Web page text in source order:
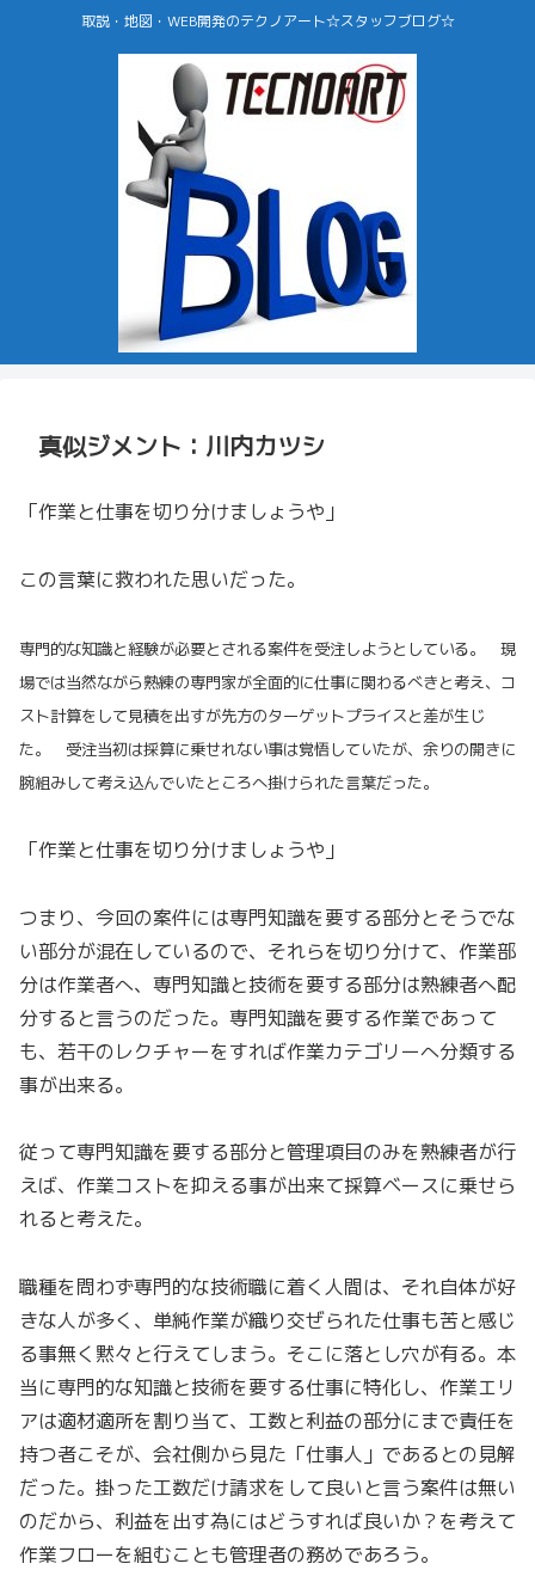
取説・地図・WEB開発のテクノアート☆スタッフブログ☆
真似ジメント：川内カツシ
「作業と仕事を切り分けましょうや」
この言葉に救われた思いだった。
専門的な知識と経験が必要とされる案件を受注しようとしている。 現
場では当然ながら熟練の専門家が全面的に仕事に関わるべきと考え、コ
スト計算をして見積を出すが先方のターゲットプライスと差が生じ
た。 受注当初は採算に乗せれない事は覚悟していたが、余りの開きに
腕組みして考え込んでいたところへ掛けられた言葉だった。
「作業と仕事を切り分けましょうや」
つまり、今回の案件には専門知識を要する部分とそうでな
い部分が混在しているので、それらを切り分けて、作業部
分は作業者へ、専門知識と技術を要する部分は熟練者へ配
分すると言うのだった。専門知識を要する作業であって
も、若干のレクチャーをすれば作業カテゴリーへ分類する
事が出来る。
従って専門知識を要する部分と管理項目のみを熟練者が行
えば、作業コストを抑える事が出来て採算ベースに乗せら
れると考えた。
職種を問わず専門的な技術職に着く人間は、それ自体が好
きな人が多く、単純作業が織り交ぜられた仕事も苦と感じ
る事無く黙々と行えてしまう。そこに落とし穴が有る。本
当に専門的な知識と技術を要する仕事に特化し、作業エリ
アは適材適所を割り当て、工数と利益の部分にまで責任を
持つ者こそが、会社側から見た「仕事人」であるとの見解
だった。掛った工数だけ請求をして良いと言う案件は無い
のだから、利益を出す為にはどうすれば良いか？を考えて
作業フローを組むことも管理者の務めであろう。